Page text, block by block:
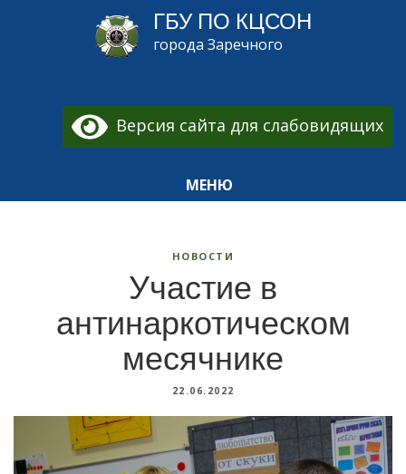
ГБУ ПО КЦСОН
города Заречного
Версия сайта для слабовидящих
МЕНЮ
НОВОСТИ
Участие в
антинаркотическом
месячнике
22.06.2022